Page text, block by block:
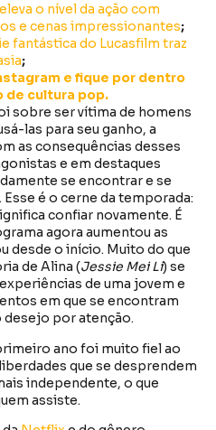
o nível da ação com
e cenas impressionantes;
fantástica do Lucasfilm traz
;
e fique por dentro
de cultura pop.
sobre ser vítima de homens
las para seu ganho, a
as consequências desses
e em destaques
se encontrar e se
é o cerne da temporada:
confiar novamente. É
agora aumentou as
desde o início. Muito do que
de Alina (Jessie Mei Li) se
de uma jovem e
em que se encontram
desejo por atenção.
ano foi muito fiel ao
que se desprendem
independente, o que
assiste.